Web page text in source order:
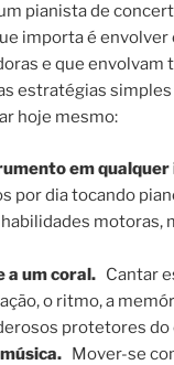
pianista de
importa é envolver
e que envolvam
estratégias
hoje mesmo:
em qualquer
por dia tocando
motoras,
a um coral. Cantar
o ritmo, a
protetores do
Mover-se